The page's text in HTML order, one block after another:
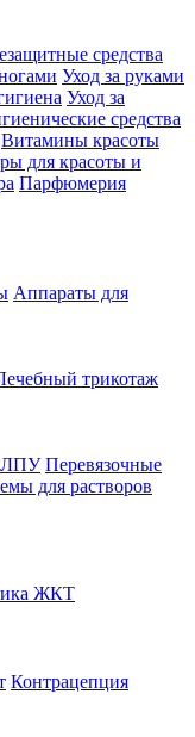
средства
Уход за руками
Уход за
средства
Витамины красоты
для красоты и
Парфюмерия
Аппараты для
трикотаж
ЛПУ Перевязочные
для растворов
ЖКТ
Контрацепция